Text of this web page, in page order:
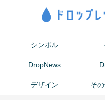
シンボル
DropNews
デザイン そ